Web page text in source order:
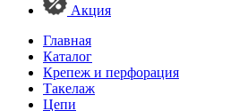
Акция
Главная
Каталог
Крепеж и перфорация
Такелаж
Цепи